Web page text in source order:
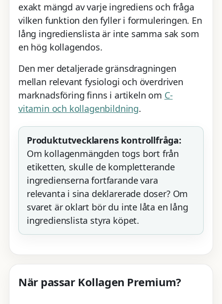
exakt mängd av varje ingrediens och fråga
vilken funktion den fyller i formuleringen. En
lång ingredienslista är inte samma sak som
en hög kollagendos.
Den mer detaljerade gränsdragningen
mellan relevant fysiologi och överdriven
marknadsföring finns i artikeln om C-
vitamin och kollagenbildning.
Produktutvecklarens kontrollfråga:
Om kollagenmängden togs bort från
etiketten, skulle de kompletterande
ingredienserna fortfarande vara
relevanta i sina deklarerade doser? Om
svaret är oklart bör du inte låta en lång
ingredienslista styra köpet.
När passar Kollagen Premium?